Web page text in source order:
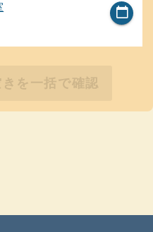
calendar_today
を一括で確認